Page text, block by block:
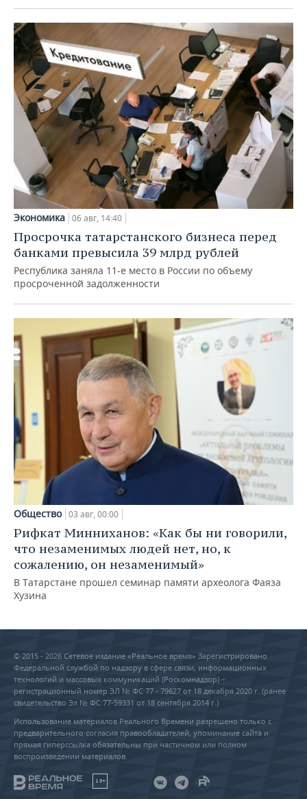
Экономика 06 авг, 14:40
Просрочка татарстанского бизнеса перед
банками превысила 39 млрд рублей
Республика заняла 11-е место в России по объему
просроченной задолженности
Общество 03 авг, 00:00
Рифкат Минниханов: «Как бы ни говорили,
что незаменимых людей нет, но, к
сожалению, он незаменимый»
В Татарстане прошел семинар памяти археолога Фаяза
Хузина
© 2015 - 2026 Сетевое издание «Реальное время» Зарегистрировано
Федеральной службой по надзору в сфере связи, информационных
технологий и массовых коммуникаций (Роскомнадзор) –
регистрационный номер ЭЛ № ФС 77 - 79627 от 18 декабря 2020 г. (ранее
свидетельство Эл № ФС 77-59331 от 18 сентября 2014 г.)
Использование материалов Реального Времени разрешено только с
предварительного согласия правообладателей, упоминание сайта и
прямая гиперссылка обязательны при частичном или полном
воспроизведении материалов.
18+